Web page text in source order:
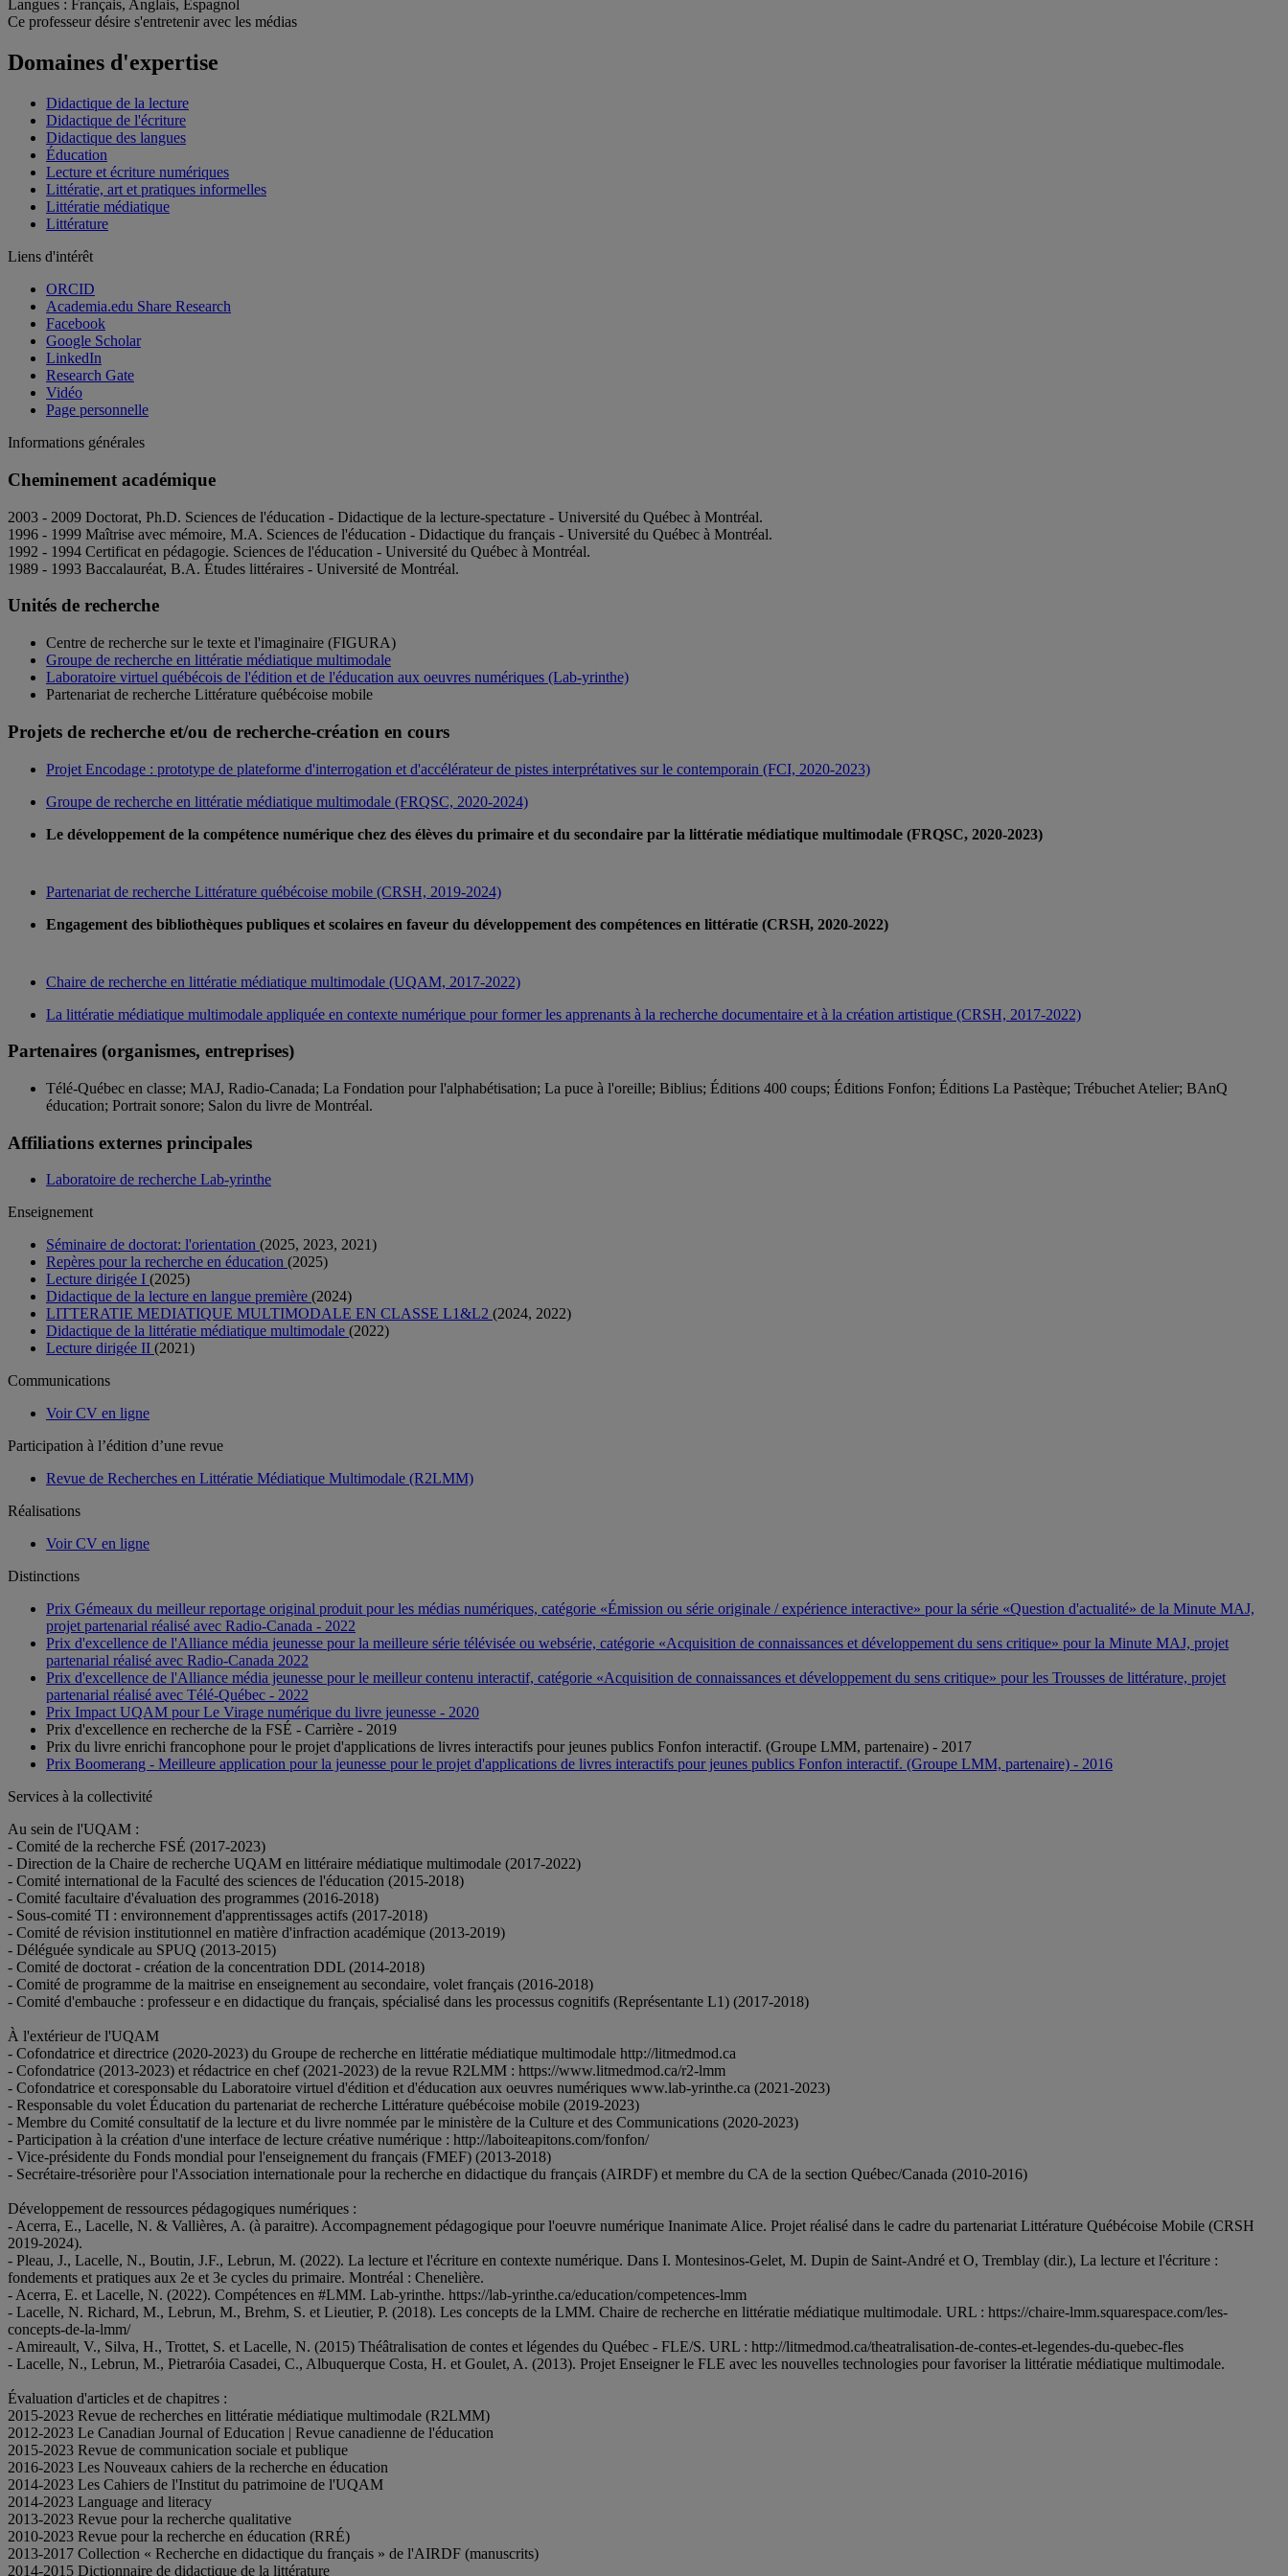
Langues : Français, Anglais, Espagnol
Ce professeur désire s'entretenir avec les médias
Domaines d'expertise
Didactique de la lecture
Didactique de l'écriture
Didactique des langues
Éducation
Lecture et écriture numériques
Littératie, art et pratiques informelles
Littératie médiatique
Littérature
Liens d'intérêt
ORCID
Academia.edu Share Research
Facebook
Google Scholar
LinkedIn
Research Gate
Vidéo
Page personnelle
Informations générales
Cheminement académique
2003 - 2009 Doctorat, Ph.D. Sciences de l'éducation - Didactique de la lecture-spectature - Université du Québec à Montréal.
1996 - 1999 Maîtrise avec mémoire, M.A. Sciences de l'éducation - Didactique du français - Université du Québec à Montréal.
1992 - 1994 Certificat en pédagogie. Sciences de l'éducation - Université du Québec à Montréal.
1989 - 1993 Baccalauréat, B.A. Études littéraires - Université de Montréal.
Unités de recherche
Centre de recherche sur le texte et l'imaginaire (FIGURA)
Groupe de recherche en littératie médiatique multimodale
Laboratoire virtuel québécois de l'édition et de l'éducation aux oeuvres numériques (Lab-yrinthe)
Partenariat de recherche Littérature québécoise mobile
Projets de recherche et/ou de recherche-création en cours
Projet Encodage : prototype de plateforme d'interrogation et d'accélérateur de pistes interprétatives sur le contemporain (FCI, 2020-2023)
Groupe de recherche en littératie médiatique multimodale (FRQSC, 2020-2024)
Le développement de la compétence numérique chez des élèves du primaire et du secondaire par la littératie médiatique multimodale (FRQSC, 2020-2023)
Partenariat de recherche Littérature québécoise mobile (CRSH, 2019-2024)
Engagement des bibliothèques publiques et scolaires en faveur du développement des compétences en littératie (CRSH, 2020-2022)
Chaire de recherche en littératie médiatique multimodale (UQAM, 2017-2022)
La littératie médiatique multimodale appliquée en contexte numérique pour former les apprenants à la recherche documentaire et à la création artistique (CRSH, 2017-2022)
Partenaires (organismes, entreprises)
Télé-Québec en classe; MAJ, Radio-Canada; La Fondation pour l'alphabétisation; La puce à l'oreille; Biblius; Éditions 400 coups; Éditions Fonfon; Éditions La Pastèque; Trébuchet Atelier; BAnQ
éducation; Portrait sonore; Salon du livre de Montréal.
Affiliations externes principales
Laboratoire de recherche Lab-yrinthe
Enseignement
Séminaire de doctorat: l'orientation (2025, 2023, 2021)
Repères pour la recherche en éducation (2025)
Lecture dirigée I (2025)
Didactique de la lecture en langue première (2024)
LITTERATIE MEDIATIQUE MULTIMODALE EN CLASSE L1&L2 (2024, 2022)
Didactique de la littératie médiatique multimodale (2022)
Lecture dirigée II (2021)
Communications
Voir CV en ligne
Participation à l’édition d’une revue
Revue de Recherches en Littératie Médiatique Multimodale (R2LMM)
Réalisations
Voir CV en ligne
Distinctions
Prix Gémeaux du meilleur reportage original produit pour les médias numériques, catégorie «Émission ou série originale / expérience interactive» pour la série «Question d'actualité» de la Minute MAJ,
projet partenarial réalisé avec Radio-Canada - 2022
Prix d'excellence de l'Alliance média jeunesse pour la meilleure série télévisée ou websérie, catégorie «Acquisition de connaissances et développement du sens critique» pour la Minute MAJ, projet
partenarial réalisé avec Radio-Canada 2022
Prix d'excellence de l'Alliance média jeunesse pour le meilleur contenu interactif, catégorie «Acquisition de connaissances et développement du sens critique» pour les Trousses de littérature, projet
partenarial réalisé avec Télé-Québec - 2022
Prix Impact UQAM pour Le Virage numérique du livre jeunesse - 2020
Prix d'excellence en recherche de la FSÉ - Carrière - 2019
Prix du livre enrichi francophone pour le projet d'applications de livres interactifs pour jeunes publics Fonfon interactif. (Groupe LMM, partenaire) - 2017
Prix Boomerang - Meilleure application pour la jeunesse pour le projet d'applications de livres interactifs pour jeunes publics Fonfon interactif. (Groupe LMM, partenaire) - 2016
Services à la collectivité
Au sein de l'UQAM :
- Comité de la recherche FSÉ (2017-2023)
- Direction de la Chaire de recherche UQAM en littéraire médiatique multimodale (2017-2022)
- Comité international de la Faculté des sciences de l'éducation (2015-2018)
- Comité facultaire d'évaluation des programmes (2016-2018)
- Sous-comité TI : environnement d'apprentissages actifs (2017-2018)
- Comité de révision institutionnel en matière d'infraction académique (2013-2019)
- Déléguée syndicale au SPUQ (2013-2015)
- Comité de doctorat - création de la concentration DDL (2014-2018)
- Comité de programme de la maitrise en enseignement au secondaire, volet français (2016-2018)
- Comité d'embauche : professeur e en didactique du français, spécialisé dans les processus cognitifs (Représentante L1) (2017-2018)
À l'extérieur de l'UQAM
- Cofondatrice et directrice (2020-2023) du Groupe de recherche en littératie médiatique multimodale http://litmedmod.ca
- Cofondatrice (2013-2023) et rédactrice en chef (2021-2023) de la revue R2LMM : https://www.litmedmod.ca/r2-lmm
- Cofondatrice et coresponsable du Laboratoire virtuel d'édition et d'éducation aux oeuvres numériques www.lab-yrinthe.ca (2021-2023)
- Responsable du volet Éducation du partenariat de recherche Littérature québécoise mobile (2019-2023)
- Membre du Comité consultatif de la lecture et du livre nommée par le ministère de la Culture et des Communications (2020-2023)
- Participation à la création d'une interface de lecture créative numérique : http://laboiteapitons.com/fonfon/
- Vice-présidente du Fonds mondial pour l'enseignement du français (FMEF) (2013-2018)
- Secrétaire-trésorière pour l'Association internationale pour la recherche en didactique du français (AIRDF) et membre du CA de la section Québec/Canada (2010-2016)
Développement de ressources pédagogiques numériques :
- Acerra, E., Lacelle, N. & Vallières, A. (à paraitre). Accompagnement pédagogique pour l'oeuvre numérique Inanimate Alice. Projet réalisé dans le cadre du partenariat Littérature Québécoise Mobile (CRSH
2019-2024).
- Pleau, J., Lacelle, N., Boutin, J.F., Lebrun, M. (2022). La lecture et l'écriture en contexte numérique. Dans I. Montesinos-Gelet, M. Dupin de Saint-André et O, Tremblay (dir.), La lecture et l'écriture :
fondements et pratiques aux 2e et 3e cycles du primaire. Montréal : Chenelière.
- Acerra, E. et Lacelle, N. (2022). Compétences en #LMM. Lab-yrinthe. https://lab-yrinthe.ca/education/competences-lmm
- Lacelle, N. Richard, M., Lebrun, M., Brehm, S. et Lieutier, P. (2018). Les concepts de la LMM. Chaire de recherche en littératie médiatique multimodale. URL : https://chaire-lmm.squarespace.com/les-
concepts-de-la-lmm/
- Amireault, V., Silva, H., Trottet, S. et Lacelle, N. (2015) Théâtralisation de contes et légendes du Québec - FLE/S. URL : http://litmedmod.ca/theatralisation-de-contes-et-legendes-du-quebec-fles
- Lacelle, N., Lebrun, M., Pietraróia Casadei, C., Albuquerque Costa, H. et Goulet, A. (2013). Projet Enseigner le FLE avec les nouvelles technologies pour favoriser la littératie médiatique multimodale.
Évaluation d'articles et de chapitres :
2015-2023 Revue de recherches en littératie médiatique multimodale (R2LMM)
2012-2023 Le Canadian Journal of Education | Revue canadienne de l'éducation
2015-2023 Revue de communication sociale et publique
2016-2023 Les Nouveaux cahiers de la recherche en éducation
2014-2023 Les Cahiers de l'Institut du patrimoine de l'UQAM
2014-2023 Language and literacy
2013-2023 Revue pour la recherche qualitative
2010-2023 Revue pour la recherche en éducation (RRÉ)
2013-2017 Collection « Recherche en didactique du français » de l'AIRDF (manuscrits)
2014-2015 Dictionnaire de didactique de la littérature